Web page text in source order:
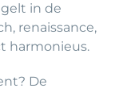
in de
renaissance,
harmonieus.
De